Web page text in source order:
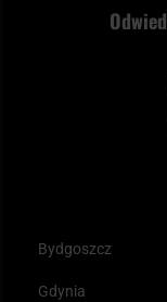
Reklamacje i
Bydgoszcz
Gdynia
Kupony i kody
Plecak
Samoobrona